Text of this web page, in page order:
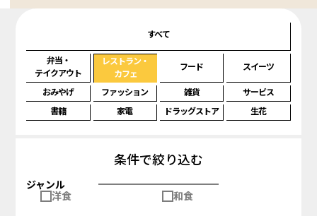
すべて
弁当・
テイクアウト
レストラン・
カフェ
フード スイーツ
おみやげ ファッション 雑貨
サービス
書籍
家電 ドラッグストア 生花
条件で絞り込む
ジャンル
洋食
和食